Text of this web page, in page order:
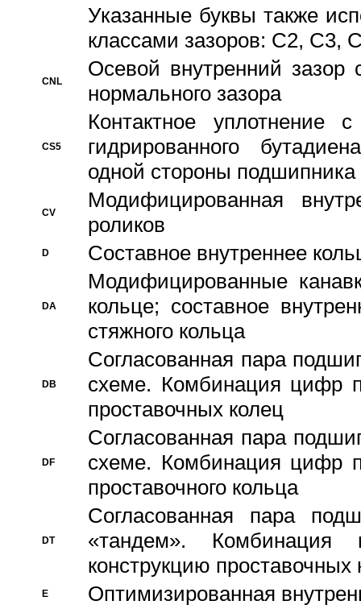
Указанные буквы также
классами зазоров: С2,
CNL
Осевой внутренний зазор
нормального зазора
CS5
Контактное уплотнение
гидрированного
одной стороны подшипника
CV
Модифицированная
роликов
D Составное внутреннее
DA
Модифицированные
кольце; составное
стяжного кольца
DB
Согласованная пара
схеме. Комбинация цифр
проставочных колец
DF
Согласованная пара
схеме. Комбинация цифр
проставочного кольца
DT
Согласованная пара
«тандем».
конструкцию проставочных
E
Оптимизированная